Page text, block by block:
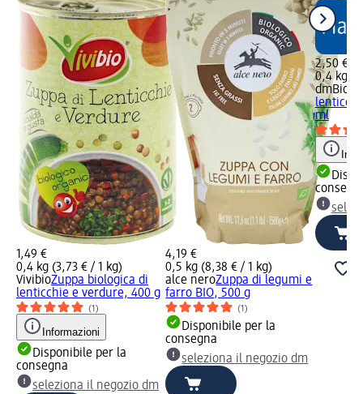
1,49 €
0,4 kg (3,73 € / 1 kg)
VivibioZuppa biologica di
lenticchie e verdure, 400 g
(1)
Informazioni
Disponibile per la
consegna
seleziona il negozio dm
4,19 €
0,5 kg (8,38 € / 1 kg)
alce neroZuppa di legumi e
farro BIO, 500 g
(1)
Disponibile per la
consegna
seleziona il negozio dm
2,50 €
0,4 kg
dmBio
ml